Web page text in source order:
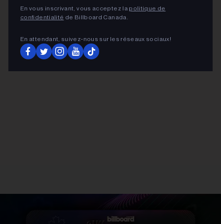
ADVERTISEMENT
En vous inscrivant, vous acceptez la politique de
confidentialité de Billboard Canada.
En attendant, suivez‑nous sur les réseaux sociaux!